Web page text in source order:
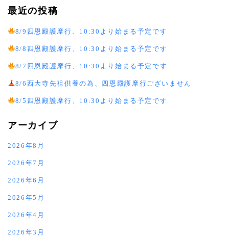
最近の投稿
8/9四恩殿護摩行、10:30より始まる予定です
8/8四恩殿護摩行、10:30より始まる予定です
8/7四恩殿護摩行、10:30より始まる予定です
8/6西大寺先祖供養の為、四恩殿護摩行ございません
8/5四恩殿護摩行、10:30より始まる予定です
アーカイブ
2026年8月
2026年7月
2026年6月
2026年5月
2026年4月
2026年3月